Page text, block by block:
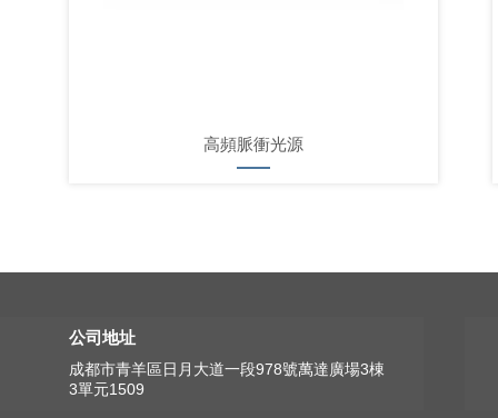
高頻脈衝光源
公司地址
成都市青羊區日月大道一段978號萬達廣場3棟
3單元1509